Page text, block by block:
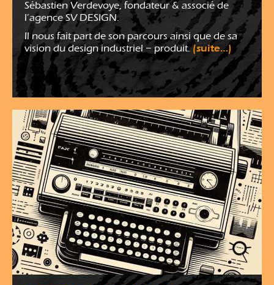
Sébastien Verdevoye, fondateur & associé de
l’agence SV DESIGN.
Il nous fait part de son parcours ainsi que de sa
vision du design industriel – produit. (suite…)